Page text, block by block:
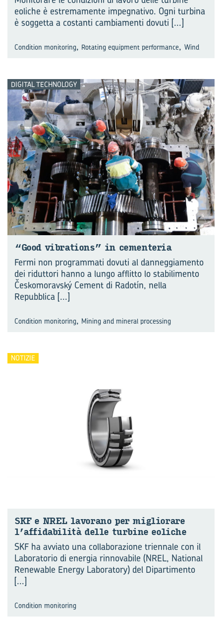
eoliche è estremamente impegnativo. Ogni turbina
è soggetta a costanti cambiamenti dovuti [...]
Condition monitoring, Rotating equipment performance, Wind
DIGITAL TECHNOLOGY
“Good vi­bra­tions” in ce­men­te­ria
Fermi non programmati dovuti al danneggiamento
dei riduttori hanno a lungo afflitto lo stabilimento
Českomoravský Cement di Radotín, nella
Repubblica [...]
Condition monitoring, Mining and mineral processing
NOTIZIE
SKF e NREL la­vo­ra­no per mi­glio­ra­re
l’affidabilità delle tur­bi­ne eo­li­che
SKF ha avviato una collaborazione triennale con il
Laboratorio di energia rinnovabile (NREL, National
Renewable Energy Laboratory) del Dipartimento
[...]
Condition monitoring